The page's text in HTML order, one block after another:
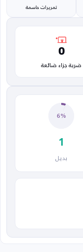
تمريرات حاسمة
0
ضربة جزاء ضائعة
6%
1
بديل